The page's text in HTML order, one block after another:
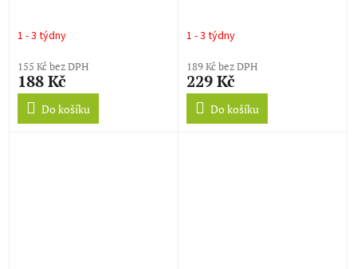
1 - 3 týdny
155 Kč bez DPH
188 Kč
Do košíku
1 - 3 týdny
189 Kč bez DPH
229 Kč
Do košíku